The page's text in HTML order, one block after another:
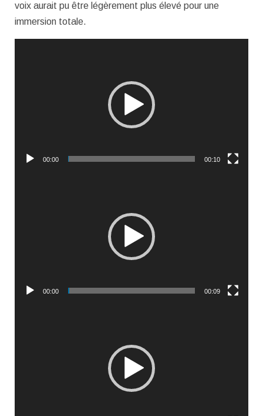
voix aurait pu être légèrement plus élevé pour une
immersion totale.
00:00 00:10
00:00 00:09